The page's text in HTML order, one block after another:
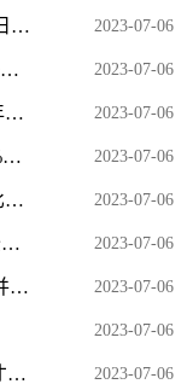
热点聚焦：4胜1负！中国队残阵PK日本全主力，男单爆冷出局、男双全军覆没 2023-07-06
全球热资讯！c#和Python交互，完美解决Python调用OpenCV等第三方库以及分发时需配置python环境的问题 2023-07-06
黑龙江灵活就业人员养老保险2023年缴费标准是多少 全球报资讯 2023-07-06
康华生物跌近4% 股东拟减持不超6%股份 2023-07-06
世界最资讯丨小孩吃什么水果长高比较好啊? 2023-07-06
今日快看!新增！约4万平方米滨水公园，就在这里！ 2023-07-06
西力科技董秘回复： 公司开拓市场并取得更高市场份额的步伐从未停止，公司新产品研发情况请您关注相关公告 热资讯 2023-07-06
2023-07-06
《茶啊二中》曝“不放弃”版预告 这才是青春 2023-07-06